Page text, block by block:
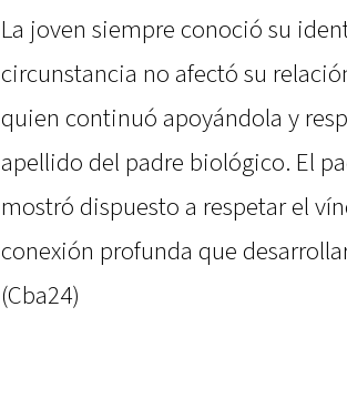
La joven siempre conoció su
circunstancia no afectó su
quien continuó apoyándola y
apellido del padre biológico. El
mostró dispuesto a respetar el
conexión profunda que
(Cba24)